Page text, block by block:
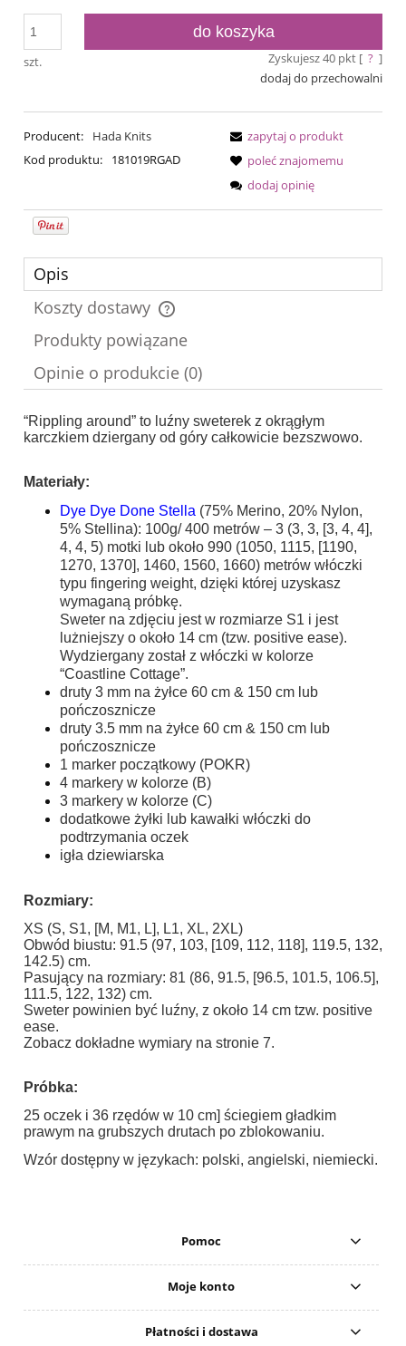
szt.
do koszyka
Zyskujesz40pkt [ ? ]
dodaj do przechowalni
Producent:
Hada Knits
Kod produktu:
181019RGAD
zapytaj o produkt
poleć znajomemu
dodaj opinię
Opis
Koszty dostawy
Cena nie zawiera ewentualnych kosztów płatności
Produkty powiązane
Opinie o produkcie (0)
“Rippling around” to luźny sweterek z okrągłym
karczkiem dziergany od góry całkowicie bezszwowo.
Materiały:
Dye Dye Done Stella (75% Merino, 20% Nylon,
5% Stellina): 100g/ 400 metrów – 3 (3, 3, [3, 4, 4],
4, 4, 5) motki lub około 990 (1050, 1115, [1190,
1270, 1370], 1460, 1560, 1660) metrów włóczki
typu fingering weight, dzięki której uzyskasz
wymaganą próbkę.
Sweter na zdjęciu jest w rozmiarze S1 i jest
lużniejszy o około 14 cm (tzw. positive ease).
Wydziergany został z włóczki w kolorze
“Coastline Cottage”.
druty 3 mm na żyłce 60 cm & 150 cm lub
pończosznicze
druty 3.5 mm na żyłce 60 cm & 150 cm lub
pończosznicze
1 marker początkowy (POKR)
4 markery w kolorze (B)
3 markery w kolorze (C)
dodatkowe żyłki lub kawałki włóczki do
podtrzymania oczek
igła dziewiarska
Rozmiary:
XS (S, S1, [M, M1, L], L1, XL, 2XL)
Obwód biustu: 91.5 (97, 103, [109, 112, 118], 119.5, 132,
142.5) cm.
Pasujący na rozmiary: 81 (86, 91.5, [96.5, 101.5, 106.5],
111.5, 122, 132) cm.
Sweter powinien być luźny, z około 14 cm tzw. positive
ease.
Zobacz dokładne wymiary na stronie 7.
Próbka:
25 oczek i 36 rzędów w 10 cm] ściegiem gładkim
prawym na grubszych drutach po zblokowaniu.
Wzór dostępny w językach: polski, angielski, niemiecki.
Pomoc
Moje konto
Płatności i dostawa